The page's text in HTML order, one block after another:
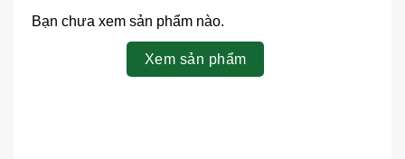
Bạn chưa xem sản phẩm nào.
Xem sản phẩm